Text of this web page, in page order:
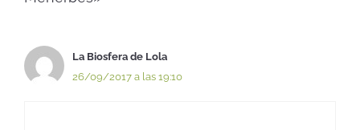
La Biosfera de Lola
26/09/2017 a las 19:10